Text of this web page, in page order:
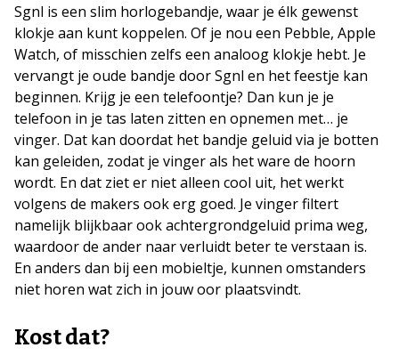
Sgnl is een slim horlogebandje, waar je élk gewenst
klokje aan kunt koppelen. Of je nou een Pebble, Apple
Watch, of misschien zelfs een analoog klokje hebt. Je
vervangt je oude bandje door Sgnl en het feestje kan
beginnen. Krijg je een telefoontje? Dan kun je je
telefoon in je tas laten zitten en opnemen met… je
vinger. Dat kan doordat het bandje geluid via je botten
kan geleiden, zodat je vinger als het ware de hoorn
wordt. En dat ziet er niet alleen cool uit, het werkt
volgens de makers ook erg goed. Je vinger filtert
namelijk blijkbaar ook achtergrondgeluid prima weg,
waardoor de ander naar verluidt beter te verstaan is.
En anders dan bij een mobieltje, kunnen omstanders
niet horen wat zich in jouw oor plaatsvindt.
Kost dat?